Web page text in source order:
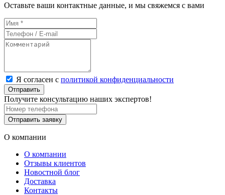
Оставьте ваши контактные данные, и мы свяжемся с вами
Я согласен с политикой конфиденциальности
Отправить
Получите консультацию наших экспертов!
Отправить заявку
О компании
О компании
Отзывы клиентов
Новостной блог
Доставка
Контакты